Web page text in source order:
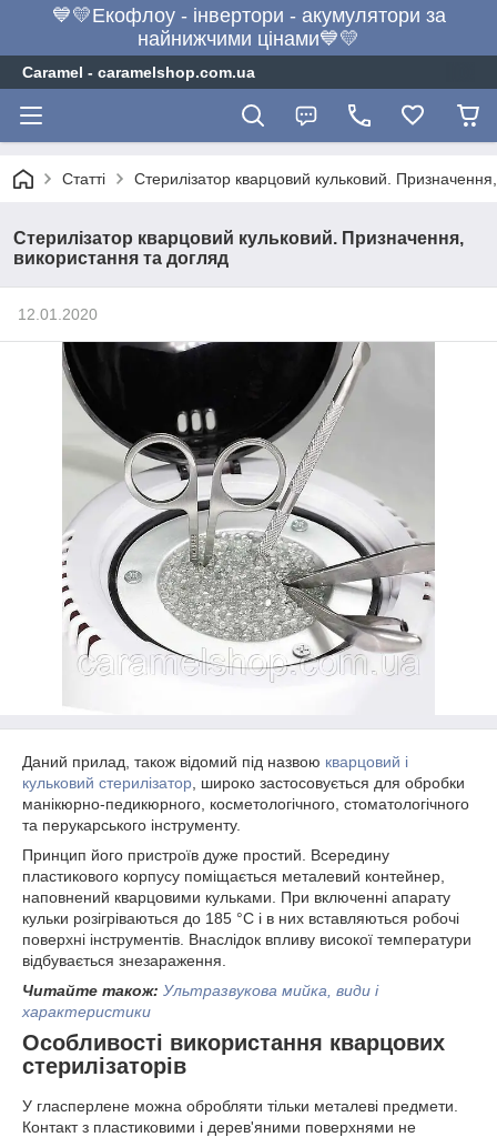
💙💛Екофлоу - інвертори - акумулятори за
найнижчими цінами💙💛
Caramel - caramelshop.com.ua
Статті Стерилізатор кварцовий кульковий.
Стерилізатор кварцовий кульковий. Призначення,
використання та догляд
12.01.2020
Даний прилад, також відомий під назвою кварцовий і
кульковий стерилізатор , широко застосовується для обробки
манікюрно-педикюрного, косметологічного, стоматологічного
та перукарського інструменту.
Принцип його пристроїв дуже простий. Всередину
пластикового корпусу поміщається металевий контейнер,
наповнений кварцовими кульками. При включенні апарату
кульки розігріваються до 185 °С і в них вставляються робочі
поверхні інструментів. Внаслідок впливу високої температури
відбувається знезараження.
Читайте також: Ультразвукова мийка, види і
характеристики
Особливості використання кварцових
стерилізаторів
У гласперлене можна обробляти тільки металеві предмети.
Контакт з пластиковими і дерев'яними поверхнями не